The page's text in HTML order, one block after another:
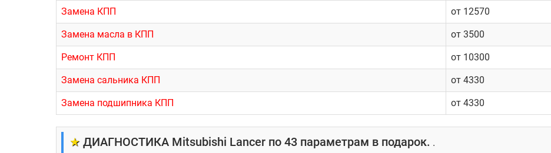
Замена КПП от 12570
Замена масла в КПП от 3500
Ремонт КПП от 10300
Замена сальника КПП от 4330
Замена подшипника КПП от 4330
★ ДИАГНОСТИКА Mitsubishi Lancer по 43 параметрам в подарок. .